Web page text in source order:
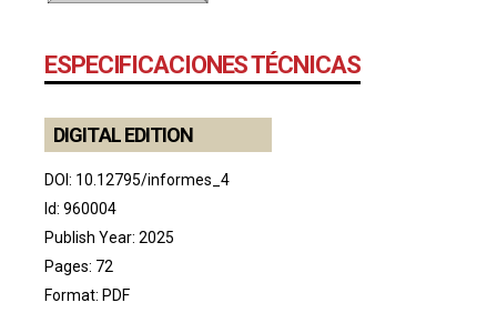
ESPECIFICACIONES TÉCNICAS
DIGITAL EDITION
DOI: 10.12795/informes_4
Id: 960004
Publish Year: 2025
Pages: 72
Format: PDF